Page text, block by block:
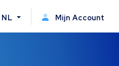
NL Mijn Account